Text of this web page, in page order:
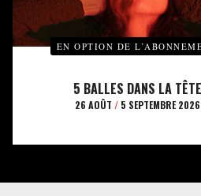
EN OPTION DE
5 BALLES DANS LA TÊTE
26 AOÛT /5 SEPTEMBRE 2026